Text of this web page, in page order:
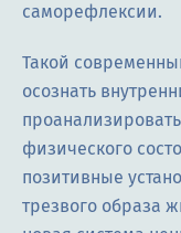
саморефлексии.
Такой
осознать
физического
позитивные
трезвого образа